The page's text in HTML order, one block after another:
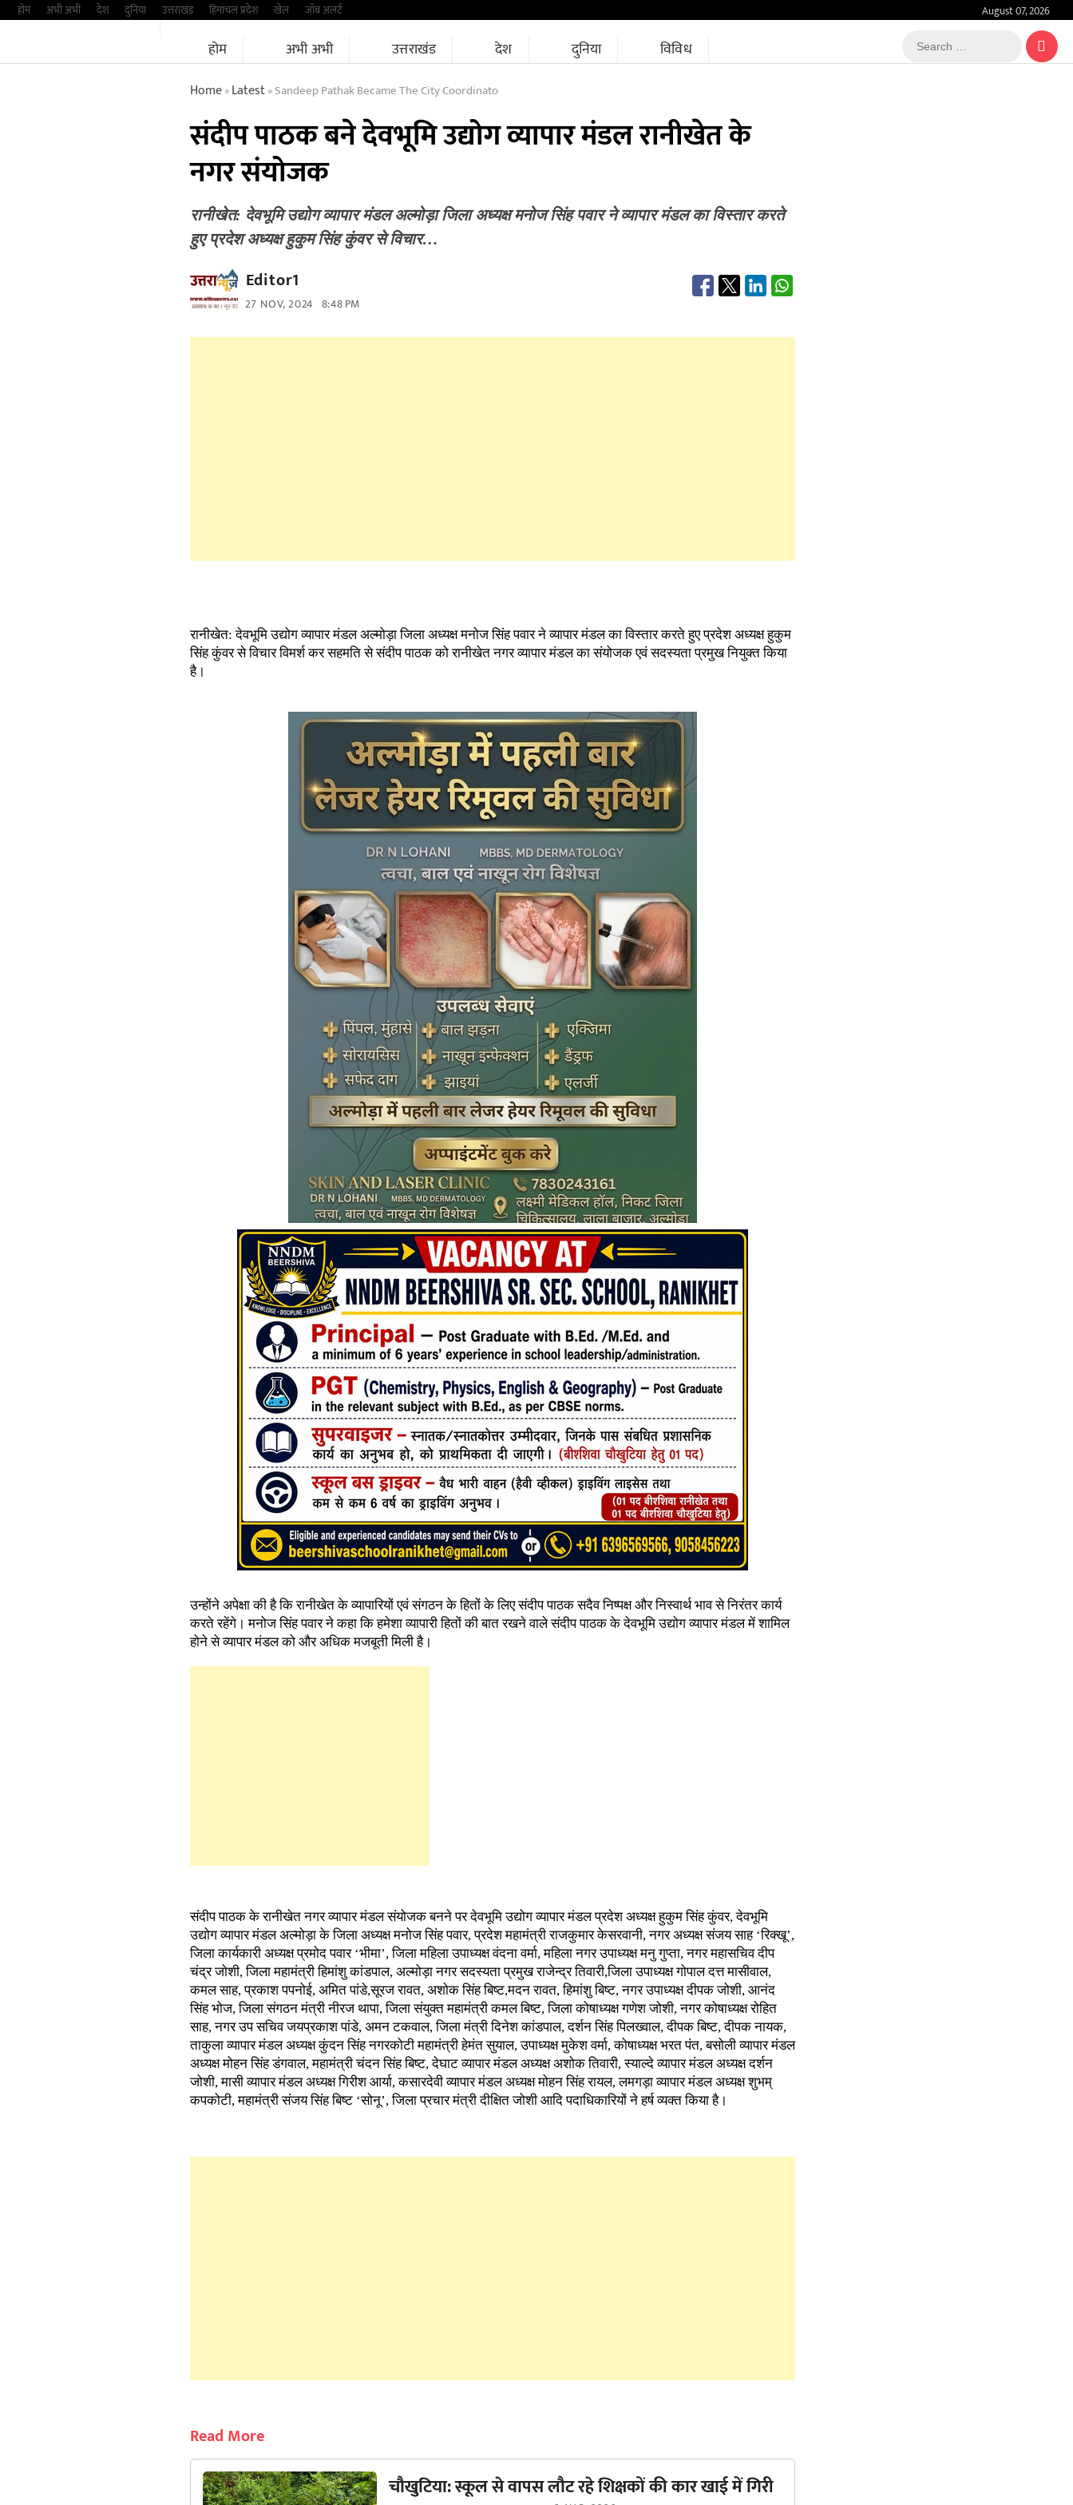
Skipहोम अभी अभी देश दुनिया उत्तराखंड हिमांचल प्रदेश खेल जॉब अलर्ट August 07, 2026
होम अभी अभी उत्तराखंड देश दुनिया विविध
Search
…
Home»Latest»Sandeep Pathak Became The City Coordinato
संदीप पाठक बने देवभूमि उद्योग व्यापार मंडल रानीखेत के
नगर संयोजक
रानीखेत: देवभूमि उद्योग व्यापार मंडल अल्मोड़ा जिला अध्यक्ष मनोज सिंह पवार ने व्यापार मंडल का विस्तार करते
हुए प्रदेश अध्यक्ष हुकुम सिंह कुंवर से विचार…
Editor1
27 NOV, 2024 8:48 PM
रानीखेत: देवभूमि उद्योग व्यापार मंडल अल्मोड़ा जिला अध्यक्ष मनोज सिंह पवार ने व्यापार मंडल का विस्तार करते हुए प्रदेश अध्यक्ष हुकुम
सिंह कुंवर से विचार विमर्श कर सहमति से संदीप पाठक को रानीखेत नगर व्यापार मंडल का संयोजक एवं सदस्यता प्रमुख नियुक्त किया
है।
उन्होंने अपेक्षा की है कि रानीखेत के व्यापारियों एवं संगठन के हितों के लिए संदीप पाठक सदैव निष्पक्ष और निस्वार्थ भाव से निरंतर कार्य
करते रहेंगे। मनोज सिंह पवार ने कहा कि हमेशा व्यापारी हितों की बात रखने वाले संदीप पाठक के देवभूमि उद्योग व्यापार मंडल में शामिल
होने से व्यापार मंडल को और अधिक मजबूती मिली है।
संदीप पाठक के रानीखेत नगर व्यापार मंडल संयोजक बनने पर देवभूमि उद्योग व्यापार मंडल प्रदेश अध्यक्ष हुकुम सिंह कुंवर, देवभूमि
उद्योग व्यापार मंडल अल्मोड़ा के जिला अध्यक्ष मनोज सिंह पवार, प्रदेश महामंत्री राजकुमार केसरवानी, नगर अध्यक्ष संजय साह ‘रिक्खू’,
जिला कार्यकारी अध्यक्ष प्रमोद पवार ‘भीमा’, जिला महिला उपाध्यक्ष वंदना वर्मा, महिला नगर उपाध्यक्ष मनु गुप्ता, नगर महासचिव दीप
चंद्र जोशी, जिला महामंत्री हिमांशु कांडपाल, अल्मोड़ा नगर सदस्यता प्रमुख राजेन्द्र तिवारी,जिला उपाध्यक्ष गोपाल दत्त मासीवाल,
कमल साह, प्रकाश पपनोई, अमित पांडे,सूरज रावत, अशोक सिंह बिष्ट,मदन रावत, हिमांशु बिष्ट, नगर उपाध्यक्ष दीपक जोशी, आनंद
सिंह भोज, जिला संगठन मंत्री नीरज थापा, जिला संयुक्त महामंत्री कमल बिष्ट, जिला कोषाध्यक्ष गणेश जोशी, नगर कोषाध्यक्ष रोहित
साह, नगर उप सचिव जयप्रकाश पांडे, अमन टकवाल, जिला मंत्री दिनेश कांडपाल, दर्शन सिंह पिलख्वाल, दीपक बिष्ट, दीपक नायक,
ताकुला व्यापार मंडल अध्यक्ष कुंदन सिंह नगरकोटी महामंत्री हेमंत सुयाल, उपाध्यक्ष मुकेश वर्मा, कोषाध्यक्ष भरत पंत, बसोली व्यापार मंडल
अध्यक्ष मोहन सिंह डंगवाल, महामंत्री चंदन सिंह बिष्ट, देघाट व्यापार मंडल अध्यक्ष अशोक तिवारी, स्याल्दे व्यापार मंडल अध्यक्ष दर्शन
जोशी, मासी व्यापार मंडल अध्यक्ष गिरीश आर्या, कसारदेवी व्यापार मंडल अध्यक्ष मोहन सिंह रायल, लमगड़ा व्यापार मंडल अध्यक्ष शुभम्
कपकोटी, महामंत्री संजय सिंह बिष्ट ‘सोनू’, जिला प्रचार मंत्री दीक्षित जोशी आदि पदाधिकारियों ने हर्ष व्यक्त किया है।
Read More
चौखुटिया: स्कूल से वापस लौट रहे शिक्षकों की कार खाई में गिरी